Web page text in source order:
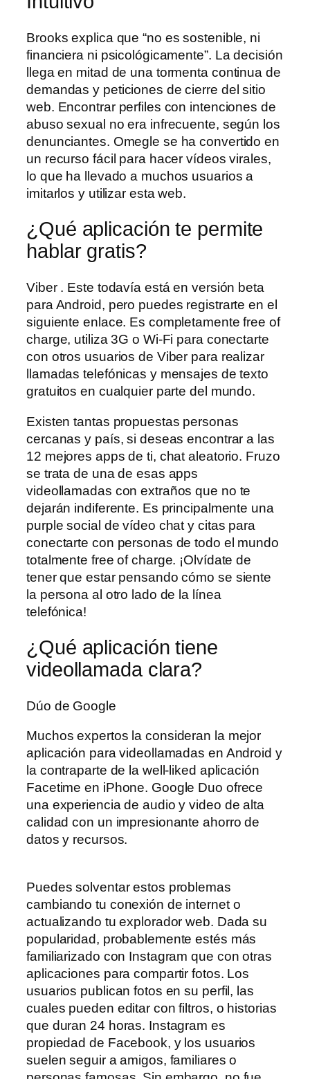
Brooks explica que “no es sostenible, ni
financiera ni psicológicamente”. La decisión
llega en mitad de una tormenta continua de
demandas y peticiones de cierre del sitio
web. Encontrar perfiles con intenciones de
abuso sexual no era infrecuente, según los
denunciantes. Omegle se ha convertido en
un recurso fácil para hacer vídeos virales,
lo que ha llevado a muchos usuarios a
imitarlos y utilizar esta web.
¿Qué aplicación te permite
hablar gratis?
Viber . Este todavía está en versión beta
para Android, pero puedes registrarte en el
siguiente enlace. Es completamente free of
charge, utiliza 3G o Wi-Fi para conectarte
con otros usuarios de Viber para realizar
llamadas telefónicas y mensajes de texto
gratuitos en cualquier parte del mundo.
Existen tantas propuestas personas
cercanas y país, si deseas encontrar a las
12 mejores apps de ti, chat aleatorio. Fruzo
se trata de una de esas apps
videollamadas con extraños que no te
dejarán indiferente. Es principalmente una
purple social de vídeo chat y citas para
conectarte con personas de todo el mundo
totalmente free of charge. ¡Olvídate de
tener que estar pensando cómo se siente
la persona al otro lado de la línea
telefónica!
¿Qué aplicación tiene
videollamada clara?
Dúo de Google
Muchos expertos la consideran la mejor
aplicación para videollamadas en Android y
la contraparte de la well-liked aplicación
Facetime en iPhone. Google Duo ofrece
una experiencia de audio y video de alta
calidad con un impresionante ahorro de
datos y recursos.
Puedes solventar estos problemas
cambiando tu conexión de internet o
actualizando tu explorador web. Dada su
popularidad, probablemente estés más
familiarizado con Instagram que con otras
aplicaciones para compartir fotos. Los
usuarios publican fotos en su perfil, las
cuales pueden editar con filtros, o historias
que duran 24 horas. Instagram es
propiedad de Facebook, y los usuarios
suelen seguir a amigos, familiares o